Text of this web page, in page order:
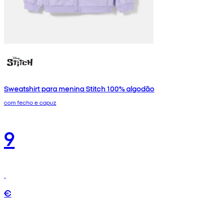
Sweatshirt para menina Stitch 100% algodão
com fecho e capuz
9
€